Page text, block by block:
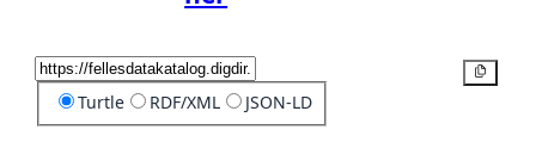
Turtle RDF/XML JSON-LD